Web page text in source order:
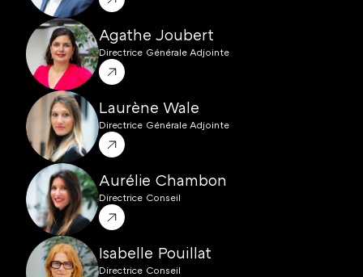
Agathe Joubert
Directrice Générale Adjointe
Laurène Wale
Directrice Générale Adjointe
Aurélie Chambon
Directrice Conseil
Isabelle Pouillat
Directrice Conseil